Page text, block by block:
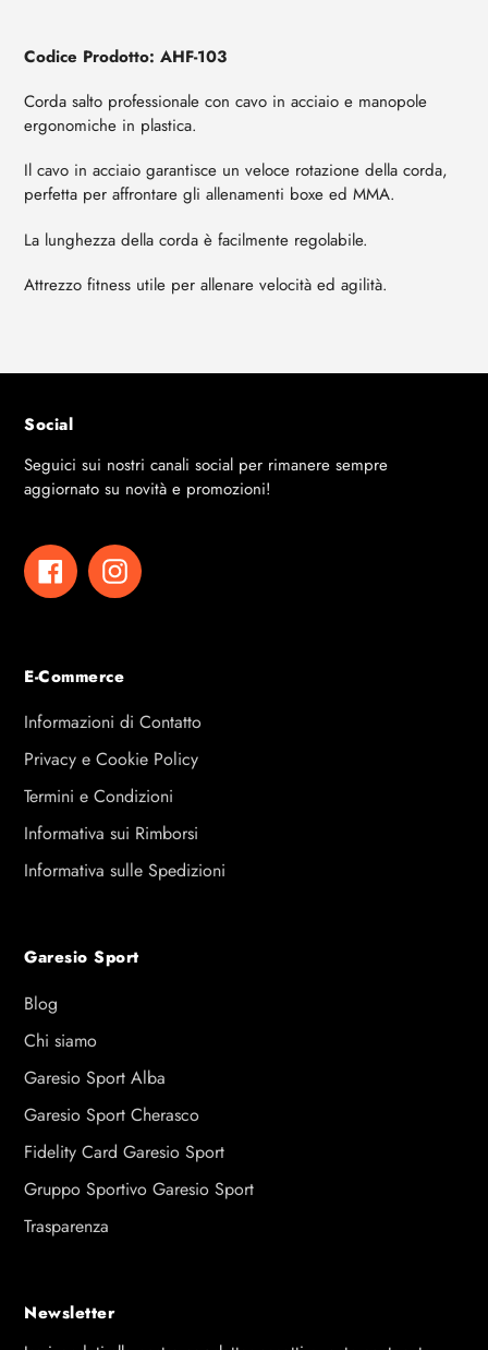
Codice Prodotto: AHF-103
Corda salto professionale con cavo in acciaio e manopole
ergonomiche in plastica.
Il cavo in acciaio garantisce un veloce rotazione della corda,
perfetta per affrontare gli allenamenti boxe ed MMA.
La lunghezza della corda è facilmente regolabile.
Attrezzo fitness utile per allenare velocità ed agilità.
Social
Seguici sui nostri canali social per rimanere sempre
aggiornato su novità e promozioni!
FacebookInstagram
E-Commerce
Informazioni di Contatto
Privacy e Cookie Policy
Termini e Condizioni
Informativa sui Rimborsi
Informativa sulle Spedizioni
Garesio Sport
Blog
Chi siamo
Garesio Sport Alba
Garesio Sport Cherasco
Fidelity Card Garesio Sport
Gruppo Sportivo Garesio Sport
Trasparenza
Newsletter